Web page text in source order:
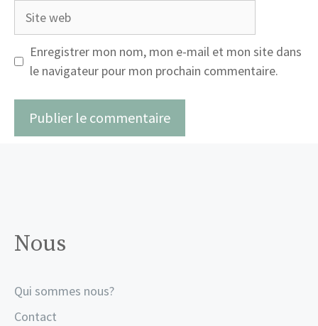
Site
Enregistrer mon nom, mon e-mail et mon site dans
le navigateur pour mon prochain commentaire.
Nous
Qui sommes nous?
Contact